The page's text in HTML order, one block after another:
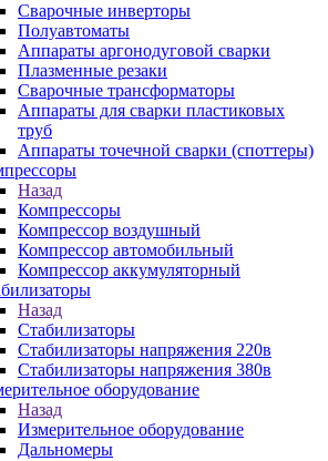
Сварочные инверторы
Полуавтоматы
Аппараты аргонодуговой сварки
Плазменные резаки
Сварочные трансформаторы
Аппараты для сварки пластиковых
труб
Аппараты точечной сварки (споттеры)
Назад
Компрессоры
Компрессор воздушный
Компрессор автомобильный
Компрессор аккумуляторный
Назад
Стабилизаторы
Стабилизаторы напряжения 220в
Стабилизаторы напряжения 380в
оборудование
Назад
Измерительное оборудование
Дальномеры